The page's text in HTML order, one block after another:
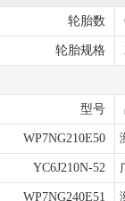
轮胎数
轮胎规格
型号
WP7NG210E50
YC6J210N-52
WP7NG240E51